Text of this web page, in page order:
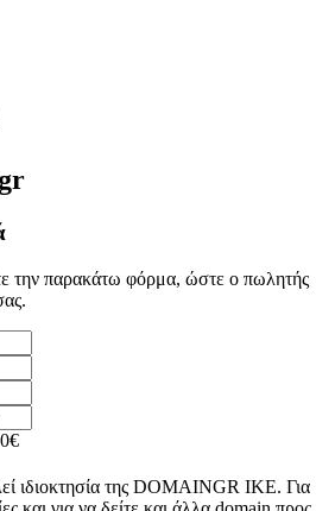
παρακάτω φόρμα, ώστε ο πωλητής
ιδιοκτησία της DOMAINGR ΙΚΕ. Για